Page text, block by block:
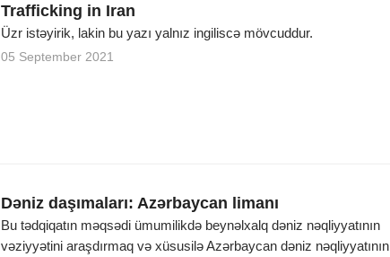
Trafficking in Iran
Üzr istəyirik, lakin bu yazı yalnız ingiliscə mövcuddur.
05 September 2021
Dəniz daşımaları: Azərbaycan limanı
Bu tədqiqatın məqsədi ümumilikdə beynəlxalq dəniz nəqliyyatının
vəziyyətini araşdırmaq və xüsusilə Azərbaycan dəniz nəqliyyatının